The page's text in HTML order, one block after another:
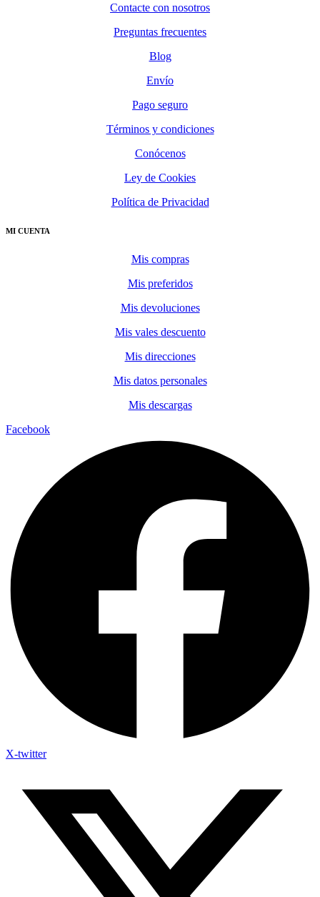
Contacte con nosotros
Preguntas frecuentes
Blog
Envío
Pago seguro
Términos y condiciones
Conócenos
Ley de Cookies
Política de Privacidad
MI CUENTA
Mis compras
Mis preferidos
Mis devoluciones
Mis vales descuento
Mis direcciones
Mis datos personales
Mis descargas
Facebook
X-twitter